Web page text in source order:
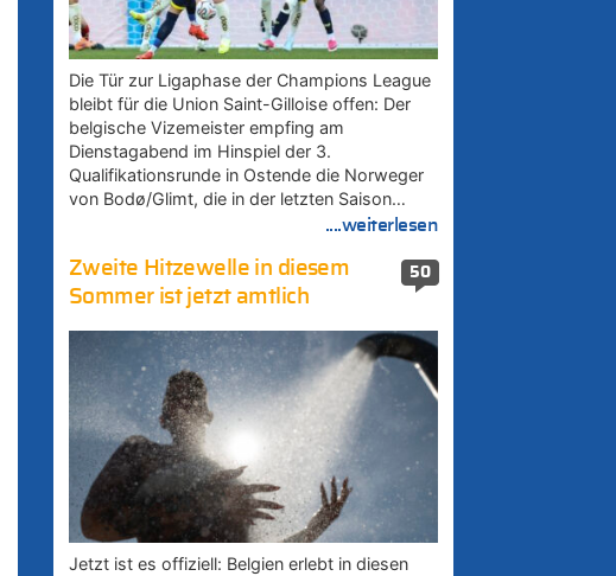
Die Tür zur Ligaphase der Champions League
bleibt für die Union Saint-Gilloise offen: Der
belgische Vizemeister empfing am
Dienstagabend im Hinspiel der 3.
Qualifikationsrunde in Ostende die Norweger
von Bodø/Glimt, die in der letzten Saison…
....weiterlesen
50
Zweite Hitzewelle in diesem
Sommer ist jetzt amtlich
Jetzt ist es offiziell: Belgien erlebt in diesen